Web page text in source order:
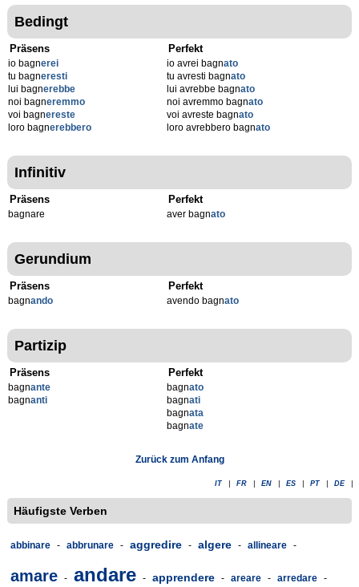
Bedingt
Präsens
io bagnerei
tu bagneresti
lui bagnerebbe
noi bagneremmo
voi bagnereste
loro bagnerebbero
Perfekt
io avrei bagnato
tu avresti bagnato
lui avrebbe bagnato
noi avremmo bagnato
voi avreste bagnato
loro avrebbero bagnato
Infinitiv
Präsens
bagnare
Perfekt
aver bagnato
Gerundium
Präsens
bagnando
Perfekt
avendo bagnato
Partizip
Präsens
bagnante
bagnanti
Perfekt
bagnato
bagnati
bagnata
bagnate
Zurück zum Anfang
IT FR EN ES PT DE
Häufigste Verben
abbinare - abbrunare - aggredire - algere - allineare -
amare - andare - apprendere - areare - arredare -